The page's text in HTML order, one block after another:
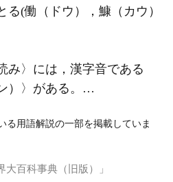
(働（ドウ），鱇（カウ）
〉には，漢字音である
）〉がある。…
用語解説の一部を掲載していま
百科事典（旧版）」